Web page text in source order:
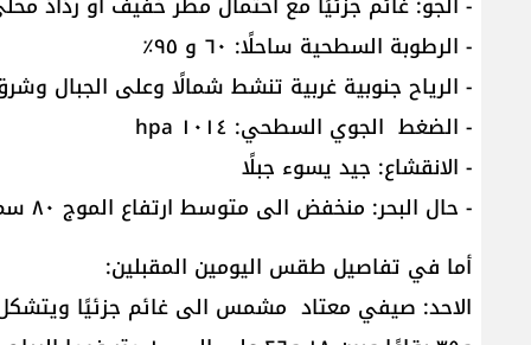
- الرطوبة السطحية ساحلًا: ٦٠ و ٩٥٪
- الرياح جنوبية غربية تنشط شمالًا وعلى الجبال وشرق البلاد
- الضغط الجوي السطحي: ١٠١٤ hpa
- الانقشاع: جيد يسوء جبلًا
- حال البحر: منخفض الى متوسط ارتفاع الموج ٨٠ سم وحرارة سطح المياه ٣٠
أما في تفاصيل طقس اليومين المقبلين: